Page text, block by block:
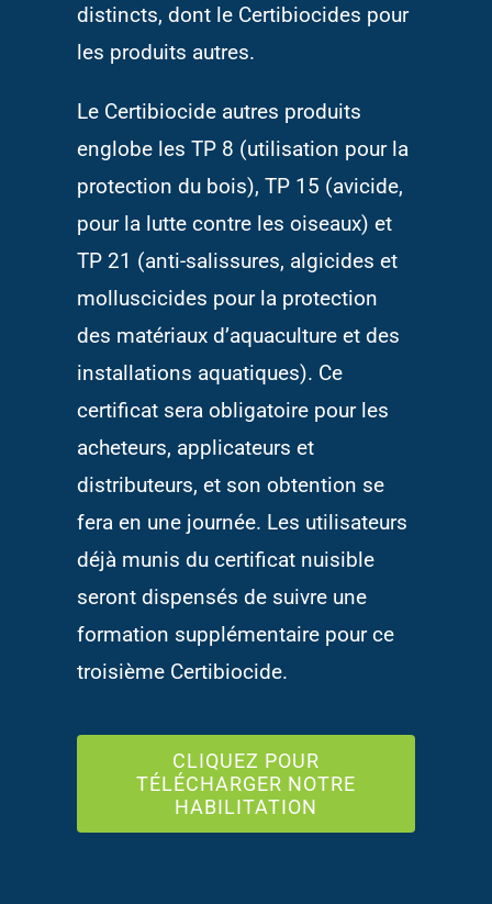
distincts, dont le Certibiocides pour
les produits autres.
Le Certibiocide autres produits
englobe les TP 8 (utilisation pour la
protection du bois), TP 15 (avicide,
pour la lutte contre les oiseaux) et
TP 21 (anti-salissures, algicides et
molluscicides pour la protection
des matériaux d’aquaculture et des
installations aquatiques). Ce
certificat sera obligatoire pour les
acheteurs, applicateurs et
distributeurs, et son obtention se
fera en une journée. Les utilisateurs
déjà munis du certificat nuisible
seront dispensés de suivre une
formation supplémentaire pour ce
troisième Certibiocide.
CLIQUEZ POUR
TÉLÉCHARGER NOTRE
HABILITATION